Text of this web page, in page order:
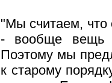
"Мы считаем,
- вообще вещь
Поэтому мы
к старому